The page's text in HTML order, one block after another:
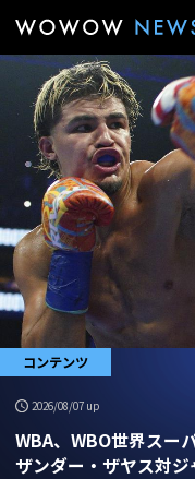
コンテンツ
2026/08/07 up
WBA、WBO世界スー
ザンダー・ザヤス対